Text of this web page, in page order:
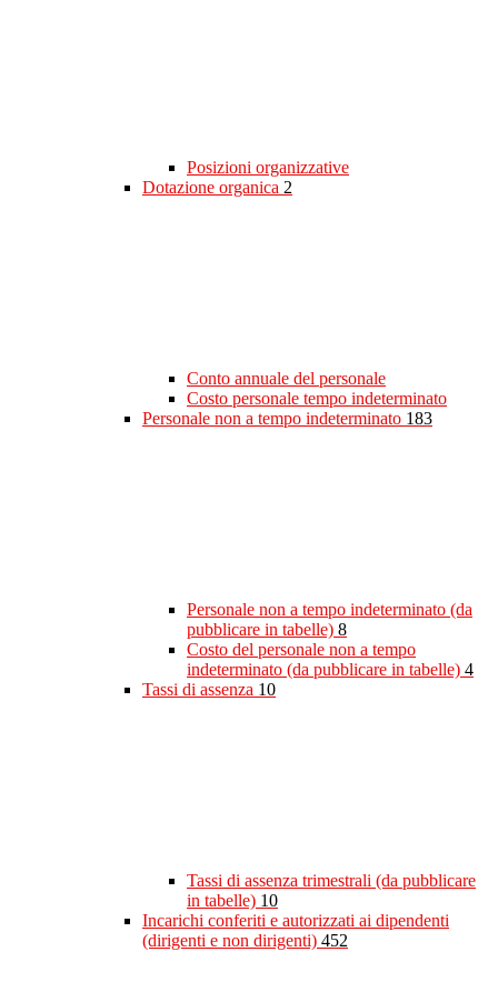
Posizioni organizzative
Dotazione organica 2
Conto annuale del personale
Costo personale tempo indeterminato
Personale non a tempo indeterminato 183
Personale non a tempo indeterminato (da
pubblicare in tabelle) 8
Costo del personale non a tempo
indeterminato (da pubblicare in tabelle) 4
Tassi di assenza 10
Tassi di assenza trimestrali (da pubblicare
in tabelle) 10
Incarichi conferiti e autorizzati ai dipendenti
(dirigenti e non dirigenti) 452